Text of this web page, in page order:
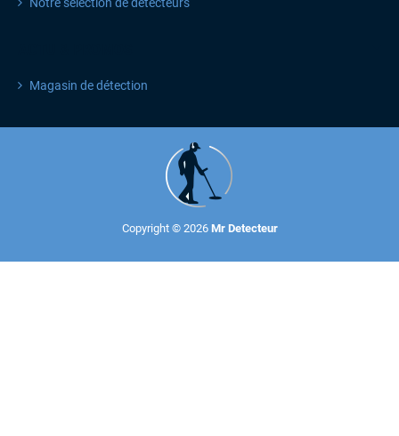
Notre sélection de détecteurs
Magasin de détection
Copyright © 2026 Mr Detecteur